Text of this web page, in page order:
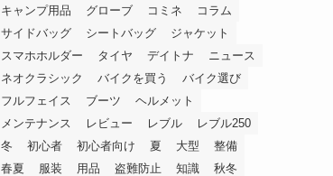
キャンプ用品
グローブ コミネ
コラム
サイドバッグ
シートバッグ
ジャケット
スマホホルダー
タイヤ デイトナ
ニュース
ネオクラシック
バイクを買う
バイク選び
フルフェイス
ブーツ
ヘルメット
メンテナンス
レビュー レブル
レブル250
冬
初心者 初心者向け 夏 大型
整備
春夏
服装 用品 盗難防止 知識
秋冬